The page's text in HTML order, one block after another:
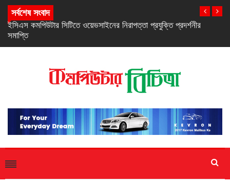
সর্বশেষ সংবাদ
নিরবচ্ছিন্ন পাওয়ার নিশ্চিতে রিয়েলমির নতুন সি-সিরিজ স্মার্টফোন